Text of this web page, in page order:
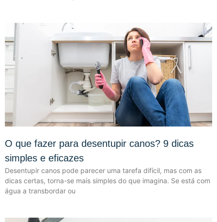
O que fazer para desentupir canos? 9 dicas
simples e eficazes
Desentupir canos pode parecer uma tarefa difícil, mas com as
dicas certas, torna-se mais simples do que imagina. Se está com
água a transbordar ou